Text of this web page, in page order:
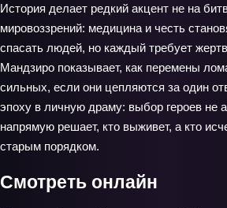
История делает редкий акцент не на
мировоззрений: медицина и честь
спасать людей, но каждый требует
Мандзиро показывает, как перемены
сильных, если они цепляются за один
эпоху в личную драму: выбор героев не
напрямую решает, кто выживет, а кто
старым порядком.
Смотреть онлайн